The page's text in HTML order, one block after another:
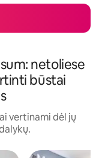
netoliese
būstai
vertinami dėl jų